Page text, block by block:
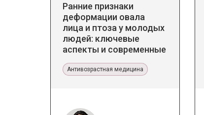
Ранние признаки
деформации овала
лица и птоза у молодых
людей: ключевые
аспекты и современные
Антивозрастная медицина